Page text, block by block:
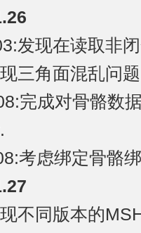
发现在读取非
三角面混乱问
完成对骨骼数
考虑绑定骨骼
不同版本的